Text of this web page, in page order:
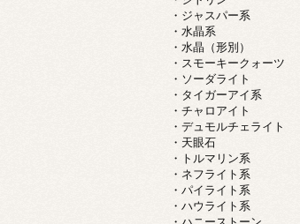
・ジャスパー系
・水晶系
・水晶（形別）
・スモーキークォーツ
・ソーダライト
・タイガーアイ系
・チャロアイト
・デュモルチェライト
・天眼石
・トルマリン系
・ネフライト系
・パイライト系
・ハウライト系